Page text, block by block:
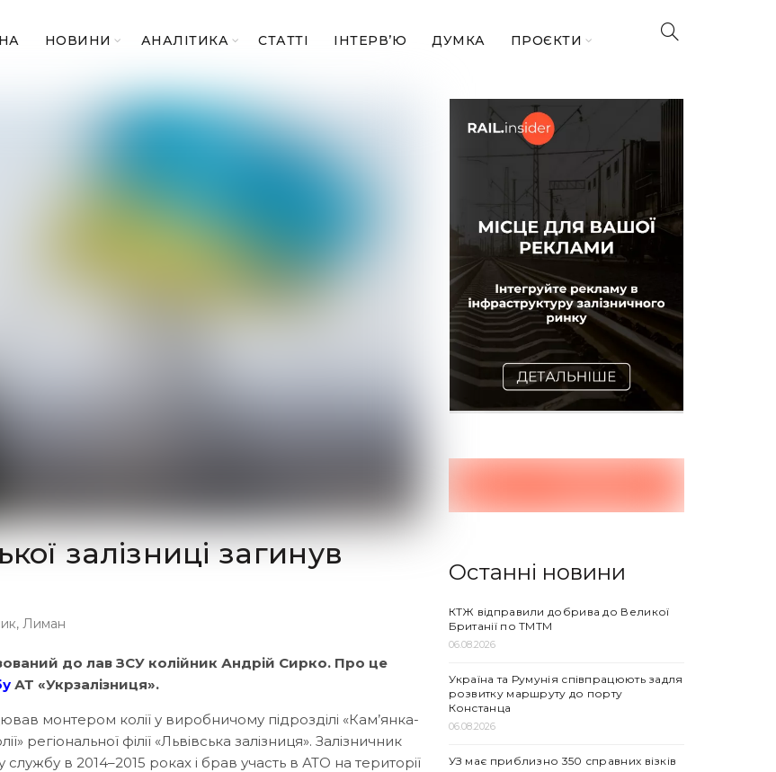
НОВИНИ АНАЛІТИКА СТАТТІ ІНТЕРВ’Ю ДУМКА ПРОЄКТИ
залізниці загинув
, Лиман
до лав ЗСУ колійник Андрій Сирко. Про це
АТ «Укрзалізниця».
монтером колії у виробничому підрозділі «Кам’янка-
регіональної філії «Львівська залізниця». Залізничник
в 2014–2015 роках і брав участь в АТО на території
Останні новини
КТЖ відправили добрива до Великої
Британії по ТМТМ
06.08.2026
Україна та Румунія співпрацюють задля
розвитку маршруту до порту
Констанца
06.08.2026
УЗ має приблизно 350 справних візків